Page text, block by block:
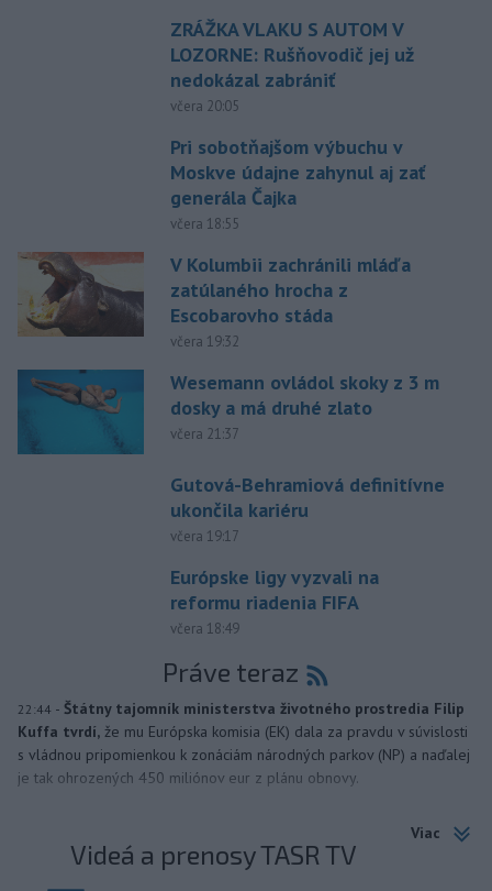
ZRÁŽKA VLAKU S AUTOM V
LOZORNE: Rušňovodič jej už
nedokázal zabrániť
včera 20:05
Pri sobotňajšom výbuchu v
Moskve údajne zahynul aj zať
generála Čajka
včera 18:55
V Kolumbii zachránili mláďa
zatúlaného hrocha z
Escobarovho stáda
včera 19:32
Wesemann ovládol skoky z 3 m
dosky a má druhé zlato
včera 21:37
Gutová-Behramiová definitívne
ukončila kariéru
včera 19:17
Európske ligy vyzvali na
reformu riadenia FIFA
včera 18:49
Práve teraz
22:44 - Štátny tajomník ministerstva životného prostredia Filip
Kuffa tvrdí, že mu Európska komisia (EK) dala za pravdu v súvislosti
s vládnou pripomienkou k zonáciám národných parkov (NP) a naďalej
je tak ohrozených 450 miliónov eur z plánu obnovy.
Viac
Videá a prenosy TASR TV